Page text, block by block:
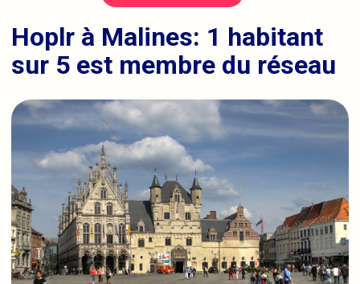
Hoplr à Malines: 1 habitant
sur 5 est membre du réseau